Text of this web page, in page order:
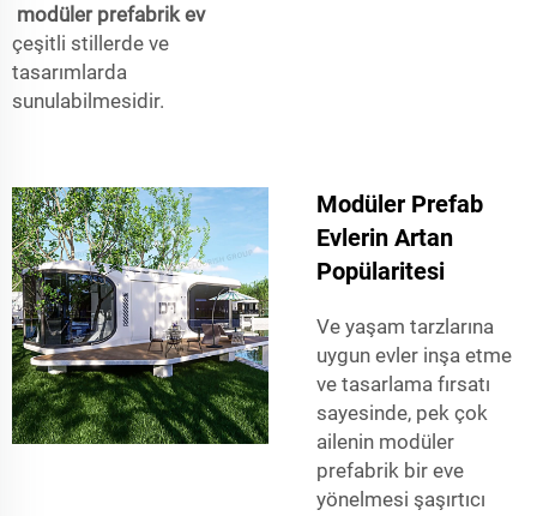
modüler prefabrik ev
çeşitli stillerde ve
tasarımlarda
sunulabilmesidir.
Modüler Prefab
Evlerin Artan
Popülaritesi
Ve yaşam tarzlarına
uygun evler inşa etme
ve tasarlama fırsatı
sayesinde, pek çok
ailenin modüler
prefabrik bir eve
yönelmesi şaşırtıcı